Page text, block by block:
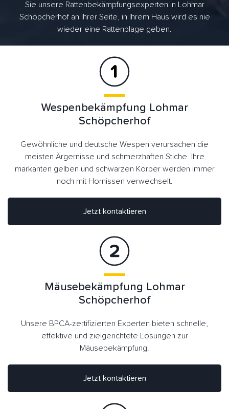
Sie unsere Rattenbekämpfungsexperten in Lohmar
Schöpcherhof an Ihrer Seite, in Ihrem Haus wird es nie
wieder eine Rattenplage geben.
Wespenbekämpfung Lohmar
Schöpcherhof
Gewöhnliche und deutsche Wespen verursachen die
meisten Ärgernisse und schmerzhaften Stiche. Ihre
markanten gelben und schwarzen Körper werden immer
noch mit Hornissen verwechselt.
Jetzt kontaktieren
Jetzt kontaktieren
Mäusebekämpfung Lohmar
Schöpcherhof
Unsere BPCA-zertifizierten Experten bieten schnelle,
effektive und zielgerichtete Lösungen zur
Mäusebekämpfung.